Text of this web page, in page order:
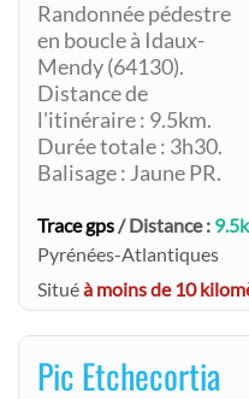
Randonnée pédestre
en boucle à Idaux-
Mendy (64130).
Distance de
l'itinéraire : 9.5km.
Durée totale : 3h30.
Balisage : Jaune PR.
Trace gps/ Distance :
Pyrénées-Atlantiques
Situéà moins de 10
Pic Etchecortia